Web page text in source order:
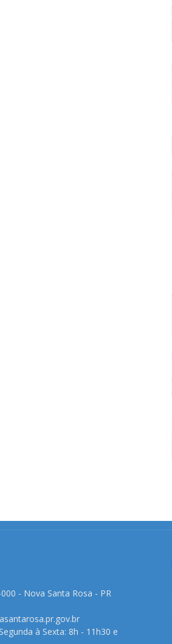
- Nova Santa Rosa - PR
à Sexta: 8h - 11h30 e